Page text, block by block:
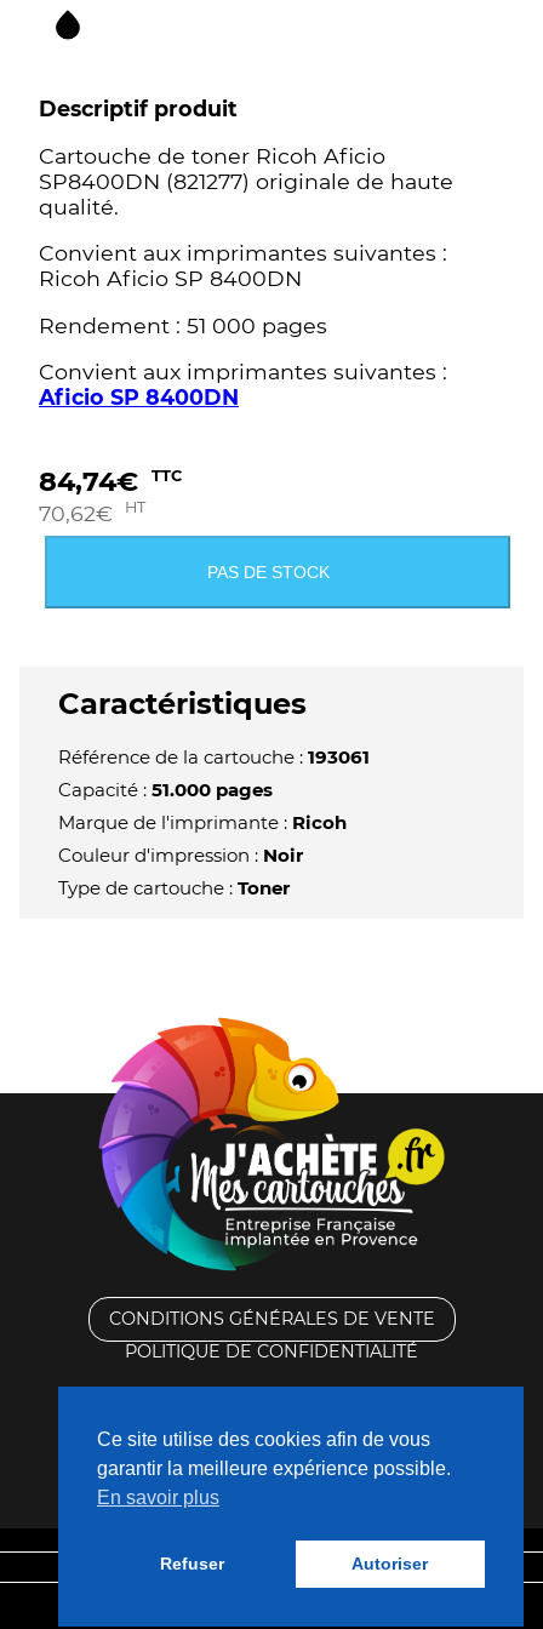
Descriptif produit
Cartouche de toner Ricoh Aficio
SP8400DN (821277) originale de haute
qualité.
Convient aux imprimantes suivantes :
Ricoh Aficio SP 8400DN
Rendement : 51 000 pages
Convient aux imprimantes suivantes :
Aficio SP 8400DN
84,74€ TTC
70,62€ HT
PAS DE STOCK
Caractéristiques
Référence de la cartouche : 193061
Capacité : 51.000 pages
Marque de l'imprimante : Ricoh
Couleur d'impression : Noir
Type de cartouche : Toner
CONDITIONS GÉNÉRALES DE VENTE
POLITIQUE DE CONFIDENTIALITÉ
CONTACTEZ-NOUS
Mentions légales
Ce site utilise des cookies afin de vous
garantir la meilleure expérience possible.
En savoir plus
Refuser Autoriser